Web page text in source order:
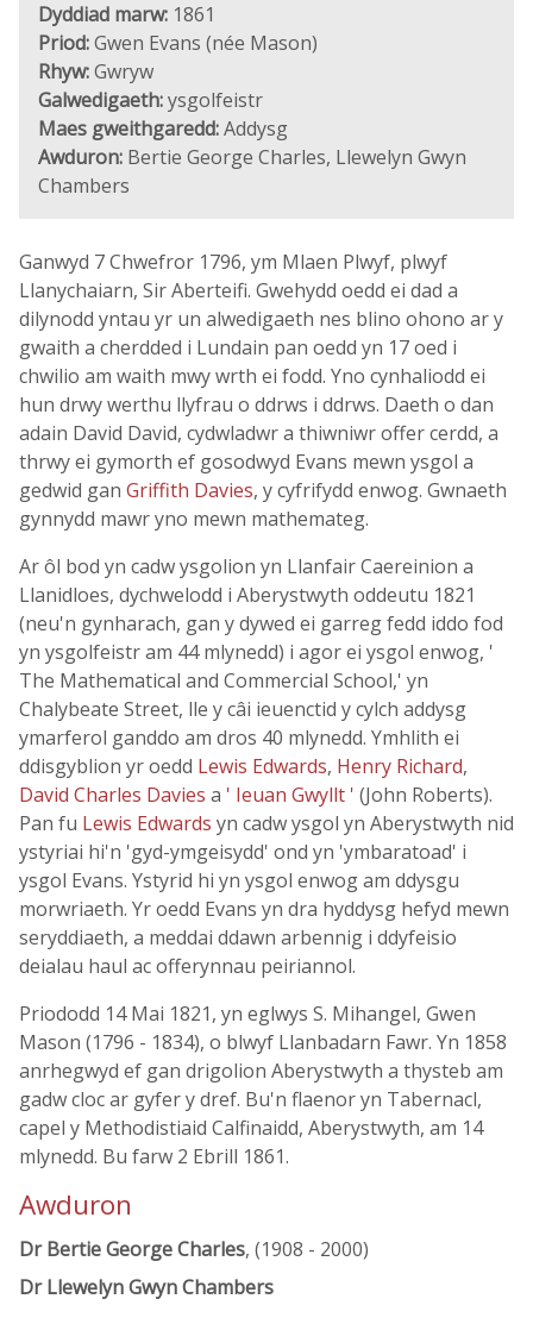
Dyddiad marw: 1861
Priod:Gwen Evans (née Mason)
Rhyw:Gwryw
Galwedigaeth:ysgolfeistr
Maes gweithgaredd:Addysg
Awduron: Bertie George Charles, Llewelyn Gwyn
Chambers
Ganwyd 7 Chwefror 1796, ym Mlaen Plwyf, plwyf
Llanychaiarn, Sir Aberteifi. Gwehydd oedd ei dad a
dilynodd yntau yr un alwedigaeth nes blino ohono ar y
gwaith a cherdded i Lundain pan oedd yn 17 oed i
chwilio am waith mwy wrth ei fodd. Yno cynhaliodd ei
hun drwy werthu llyfrau o ddrws i ddrws. Daeth o dan
adain David David, cydwladwr a thiwniwr offer cerdd, a
thrwy ei gymorth ef gosodwyd Evans mewn ysgol a
gedwid gan Griffith Davies, y cyfrifydd enwog. Gwnaeth
gynnydd mawr yno mewn mathemateg.
Ar ôl bod yn cadw ysgolion yn Llanfair Caereinion a
Llanidloes, dychwelodd i Aberystwyth oddeutu 1821
(neu'n gynharach, gan y dywed ei garreg fedd iddo fod
yn ysgolfeistr am 44 mlynedd) i agor ei ysgol enwog, '
The Mathematical and Commercial School,' yn
Chalybeate Street, lle y câi ieuenctid y cylch addysg
ymarferol ganddo am dros 40 mlynedd. Ymhlith ei
ddisgyblion yr oedd Lewis Edwards, Henry Richard,
David Charles Davies a ' Ieuan Gwyllt ' (John Roberts).
Pan fu Lewis Edwards yn cadw ysgol yn Aberystwyth nid
ystyriai hi'n 'gyd-ymgeisydd' ond yn 'ymbaratoad' i
ysgol Evans. Ystyrid hi yn ysgol enwog am ddysgu
morwriaeth. Yr oedd Evans yn dra hyddysg hefyd mewn
seryddiaeth, a meddai ddawn arbennig i ddyfeisio
deialau haul ac offerynnau peiriannol.
Priododd 14 Mai 1821, yn eglwys S. Mihangel, Gwen
Mason (1796 - 1834), o blwyf Llanbadarn Fawr. Yn 1858
anrhegwyd ef gan drigolion Aberystwyth a thysteb am
gadw cloc ar gyfer y dref. Bu'n flaenor yn Tabernacl,
capel y Methodistiaid Calfinaidd, Aberystwyth, am 14
mlynedd. Bu farw 2 Ebrill 1861.
Awduron
Dr Bertie George Charles, (1908 - 2000)
Dr Llewelyn Gwyn Chambers